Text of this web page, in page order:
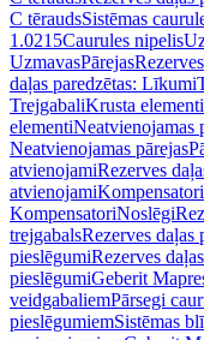
C tēraudsSistēmas
1.0215Caurules nipelis
UzmavasPārejas
daļas paredzētas: Līkumi
TrejgabaliKrusta elementi
elementiNeatvienojamas
Neatvienojamas pārejas
atvienojamiRezerves
atvienojamiKompensatori
KompensatoriNoslēgi
trejgabalsRezerves daļas
pieslēgumiRezerves
pieslēgumiGeberit
veidgabaliemPārsegi
pieslēgumiemSistēmas